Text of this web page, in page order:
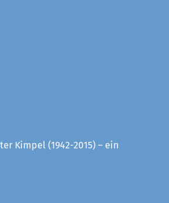
Kimpel (1942-2015) – ein